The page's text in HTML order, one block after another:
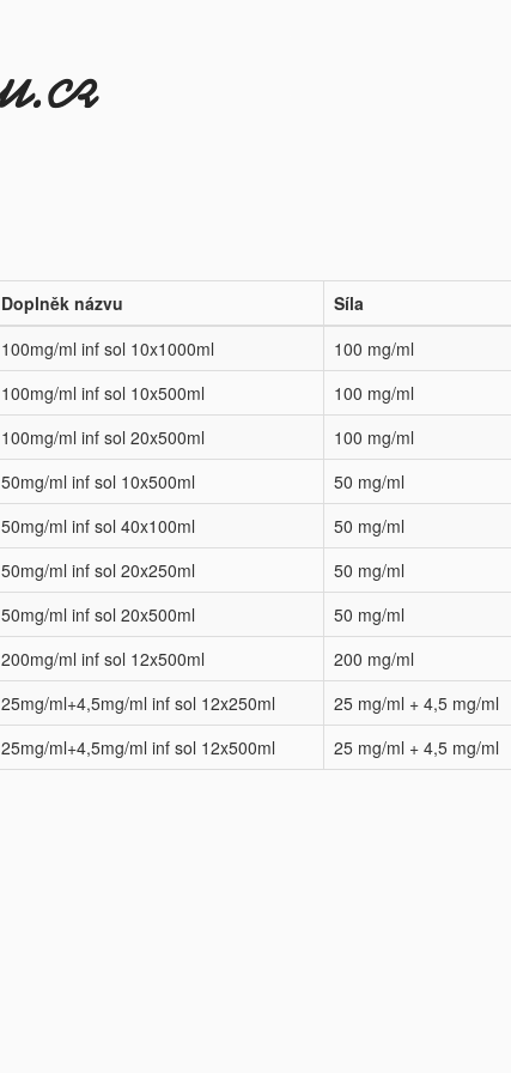
Doplněk názvu Síla
100mg/ml inf sol 10x1000ml 100 mg/ml
100mg/ml inf sol 10x500ml 100 mg/ml
100mg/ml inf sol 20x500ml 100 mg/ml
50mg/ml inf sol 10x500ml 50 mg/ml
50mg/ml inf sol 40x100ml 50 mg/ml
50mg/ml inf sol 20x250ml 50 mg/ml
50mg/ml inf sol 20x500ml 50 mg/ml
200mg/ml inf sol 12x500ml 200 mg/ml
25mg/ml+4,5mg/ml inf sol 12x250ml 25 mg/ml + 4,5 mg/ml
25mg/ml+4,5mg/ml inf sol 12x500ml 25 mg/ml + 4,5 mg/ml